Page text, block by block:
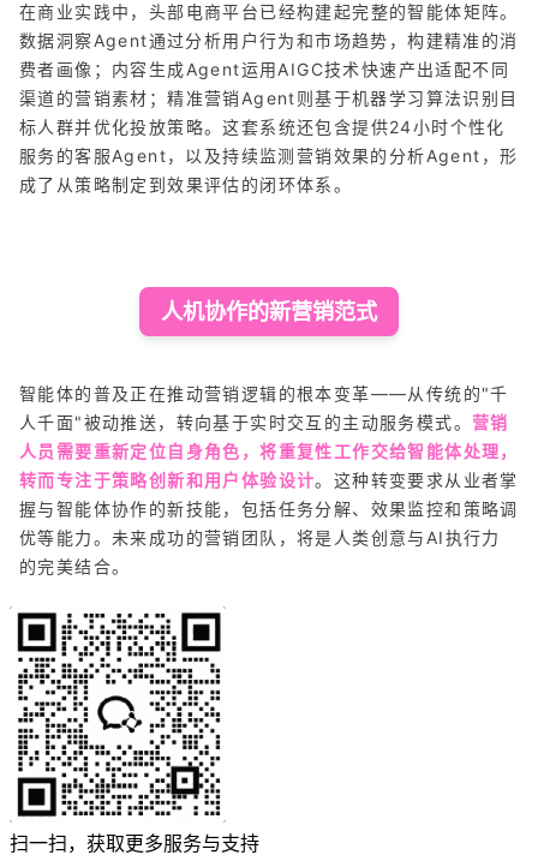
在商业实践中，头部电商平台已经构建起完整的智能体矩阵。
数据洞察Agent通过分析用户行为和市场趋势，构建精准的消
费者画像；内容生成Agent运用AIGC技术快速产出适配不同
渠道的营销素材；精准营销Agent则基于机器学习算法识别目
标人群并优化投放策略。这套系统还包含提供24小时个性化
服务的客服Agent，以及持续监测营销效果的分析Agent，形
成了从策略制定到效果评估的闭环体系。
人机协作的新营销范式
智能体的普及正在推动营销逻辑的根本变革——从传统的"千
人千面"被动推送，转向基于实时交互的主动服务模式。 营销
人员需要重新定位自身角色，将重复性工作交给智能体处理，
转而专注于策略创新和用户体验设计。这种转变要求从业者掌
握与智能体协作的新技能，包括任务分解、效果监控和策略调
优等能力。未来成功的营销团队，将是人类创意与AI执行力
的完美结合。
扫一扫，获取更多服务与支持